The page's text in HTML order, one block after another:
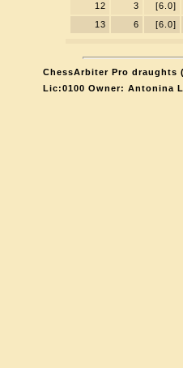
12
3 [6.0]
13
6 [6.0]
ChessArbiter Pro draughts
Lic:0100 Owner: Antonina